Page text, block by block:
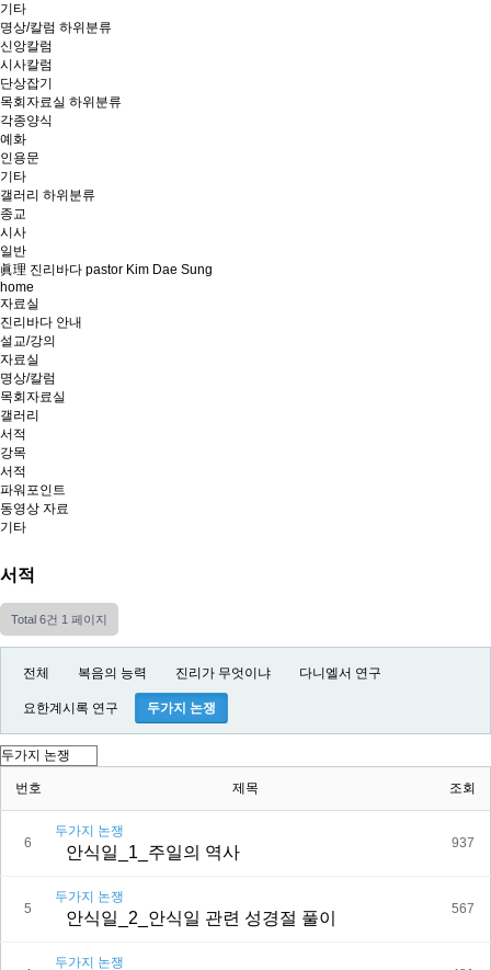
기타
명상/칼럼 하위분류
신앙칼럼
시사칼럼
단상잡기
목회자료실 하위분류
각종양식
예화
인용문
기타
갤러리 하위분류
종교
시사
일반
眞理 진리바다 pastor Kim Dae Sung
home
자료실
진리바다 안내
설교/강의
자료실
명상/칼럼
목회자료실
갤러리
서적
강목
서적
파워포인트
동영상 자료
기타
서적
Total 6건 1 페이지
전체 복음의 능력 진리가 무엇이냐 다니엘서 연구
요한계시록 연구 두가지 논쟁
번호 제목 조회
6
두가지 논쟁
안식일_1_주일의 역사 937
5
두가지 논쟁
안식일_2_안식일 관련 성경절 풀이 567
두가지 논쟁